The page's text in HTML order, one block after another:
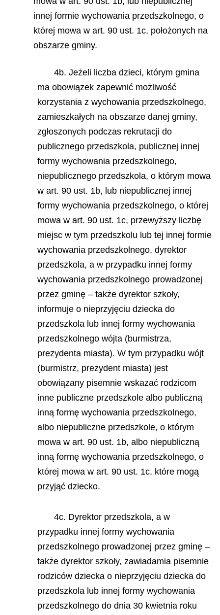
innej formie wychowania przedszkolnego, o
której mowa w art. 90 ust. 1c, położonych na
obszarze gminy.
4b. Jeżeli liczba dzieci, którym gmina
ma obowiązek zapewnić możliwość
korzystania z wychowania przedszkolnego,
zamieszkałych na obszarze danej gminy,
zgłoszonych podczas rekrutacji do
publicznego przedszkola, publicznej innej
formy wychowania przedszkolnego,
niepublicznego przedszkola, o którym mowa
w art. 90 ust. 1b, lub niepublicznej innej
formy wychowania przedszkolnego, o której
mowa w art. 90 ust. 1c, przewyższy liczbę
miejsc w tym przedszkolu lub tej innej formie
wychowania przedszkolnego, dyrektor
przedszkola, a w przypadku innej formy
wychowania przedszkolnego prowadzonej
przez gminę – także dyrektor szkoły,
informuje o nieprzyjęciu dziecka do
przedszkola lub innej formy wychowania
przedszkolnego wójta (burmistrza,
prezydenta miasta). W tym przypadku wójt
(burmistrz, prezydent miasta) jest
obowiązany pisemnie wskazać rodzicom
inne publiczne przedszkole albo publiczną
inną formę wychowania przedszkolnego,
albo niepubliczne przedszkole, o którym
mowa w art. 90 ust. 1b, albo niepubliczną
inną formę wychowania przedszkolnego, o
której mowa w art. 90 ust. 1c, które mogą
przyjąć dziecko.
4c. Dyrektor przedszkola, a w
przypadku innej formy wychowania
przedszkolnego prowadzonej przez gminę –
także dyrektor szkoły, zawiadamia pisemnie
rodziców dziecka o nieprzyjęciu dziecka do
przedszkola lub innej formy wychowania
przedszkolnego do dnia 30 kwietnia roku